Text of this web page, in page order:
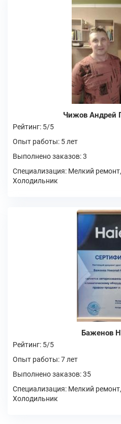
Чижов Андрей
Рейтинг: 5/5
Опыт работы: 5 лет
Выполнено заказов: 3
Специализация: Мелкий
Холодильник
Баженов
Рейтинг: 5/5
Опыт работы: 7 лет
Выполнено заказов: 35
Специализация: Мелкий
Холодильник